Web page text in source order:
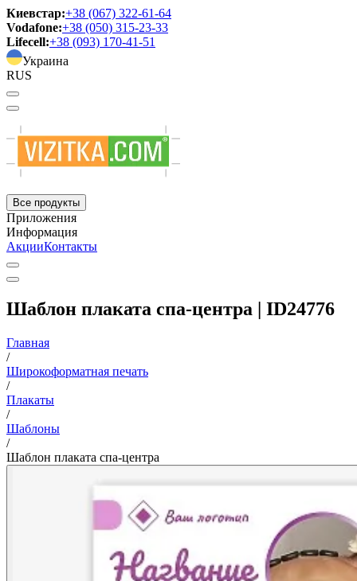
Киевстар:+38 (067) 322-61-64
Vodafone:+38 (050) 315-23-33
Lifecell:+38 (093) 170-41-51
Украина
RUS
Все продукты
Приложения
Информация
АкцииКонтакты
Шаблон плаката спа-центра | ID24776
Главная
/
Широкоформатная печать
/
Плакаты
/
Шаблоны
/
Шаблон плаката спа-центра